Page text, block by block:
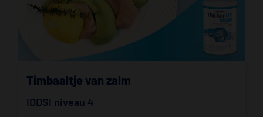
Timbaaltje van zalm
IDDSI niveau 4